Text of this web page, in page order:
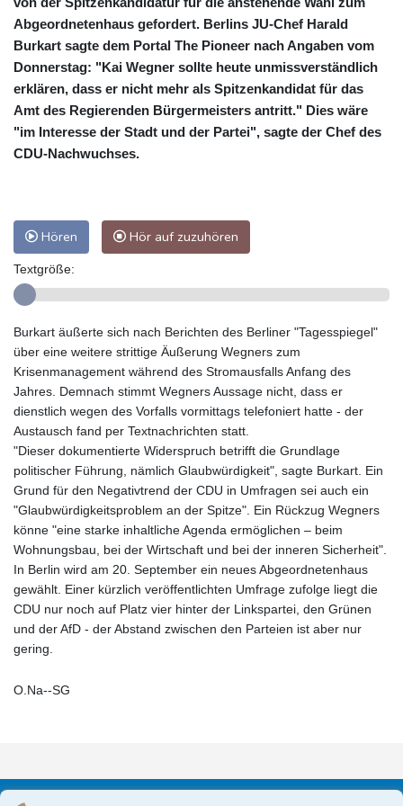
Abgeordnetenhaus gefordert. Berlins JU-Chef Harald
Burkart sagte dem Portal The Pioneer nach Angaben vom
Donnerstag: "Kai Wegner sollte heute unmissverständlich
erklären, dass er nicht mehr als Spitzenkandidat für das
Amt des Regierenden Bürgermeisters antritt." Dies wäre
"im Interesse der Stadt und der Partei", sagte der Chef des
CDU-Nachwuchses.
Hören Hör auf zuzuhören
Textgröße:
Burkart äußerte sich nach Berichten des Berliner "Tagesspiegel"
über eine weitere strittige Äußerung Wegners zum
Krisenmanagement während des Stromausfalls Anfang des
Jahres. Demnach stimmt Wegners Aussage nicht, dass er
dienstlich wegen des Vorfalls vormittags telefoniert hatte - der
Austausch fand per Textnachrichten statt.
"Dieser dokumentierte Widerspruch betrifft die Grundlage
politischer Führung, nämlich Glaubwürdigkeit", sagte Burkart. Ein
Grund für den Negativtrend der CDU in Umfragen sei auch ein
"Glaubwürdigkeitsproblem an der Spitze". Ein Rückzug Wegners
könne "eine starke inhaltliche Agenda ermöglichen – beim
Wohnungsbau, bei der Wirtschaft und bei der inneren Sicherheit".
In Berlin wird am 20. September ein neues Abgeordnetenhaus
gewählt. Einer kürzlich veröffentlichten Umfrage zufolge liegt die
CDU nur noch auf Platz vier hinter der Linkspartei, den Grünen
und der AfD - der Abstand zwischen den Parteien ist aber nur
gering.
O.Na--SG